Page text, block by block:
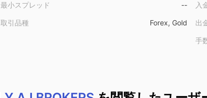
最小スプレッド --
取引品種 Forex, Gold
入
出
手